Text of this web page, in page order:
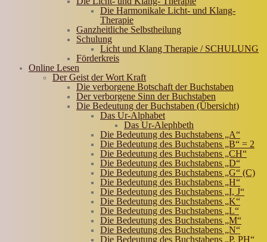
Die Harmonikale Licht- und Klang-
Therapie
Ganzheitliche Selbstheilung
Schulung
Licht und Klang Therapie / SCHULUNG
Förderkreis
Online Lesen
Der Geist der Wort Kraft
Die verborgene Botschaft der Buchstaben
Der verborgene Sinn der Buchstaben
Die Bedeutung der Buchstaben (Übersicht)
Das Ur-Alphabet
Das Ur-Alephbeth
Die Bedeutung des Buchstabens „A“
Die Bedeutung des Buchstabens „B“ = 2
Die Bedeutung des Buchstabens „CH“
Die Bedeutung des Buchstabens „D“
Die Bedeutung des Buchstabens „G“ (C)
Die Bedeutung des Buchstabens „H“
Die Bedeutung des Buchstabens „I, J“
Die Bedeutung des Buchstabens „K“
Die Bedeutung des Buchstabens „L“
Die Bedeutung des Buchstabens „M“
Die Bedeutung des Buchstabens „N“
Die Bedeutung des Buchstabens „P, PH“